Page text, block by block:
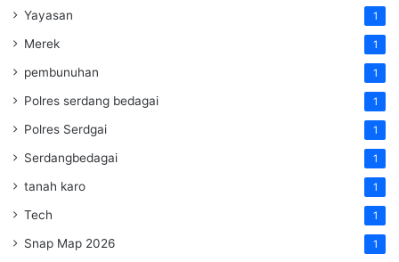
Yayasan 1
Merek 1
pembunuhan 1
Polres serdang bedagai 1
Polres Serdgai 1
Serdangbedagai 1
tanah karo 1
Tech 1
Snap Map 2026 1